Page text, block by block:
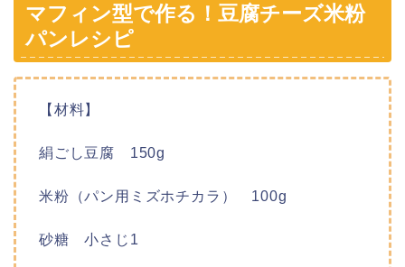
マフィン型で作る！豆腐チーズ米粉
パンレシピ
【材料】
絹ごし豆腐 150g
米粉（パン用ミズホチカラ） 100g
砂糖 小さじ1